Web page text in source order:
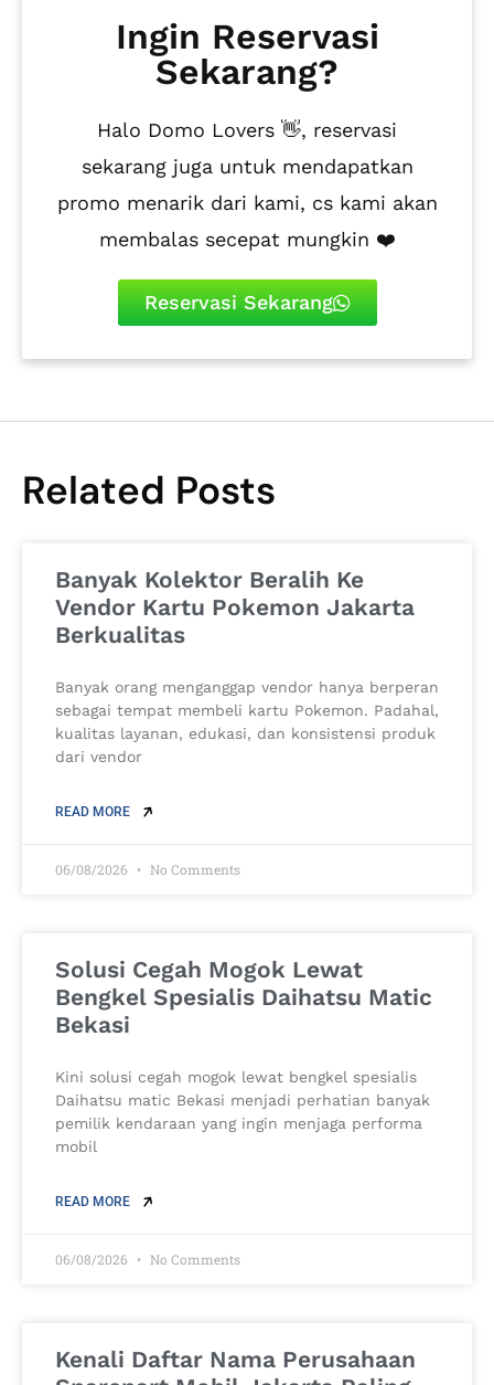
Ingin Reservasi
Sekarang?
Halo Domo Lovers 👋, reservasi
sekarang juga untuk mendapatkan
promo menarik dari kami, cs kami akan
membalas secepat mungkin ❤️
Reservasi Sekarang
Related Posts
Banyak Kolektor Beralih Ke
Vendor Kartu Pokemon Jakarta
Berkualitas
Banyak orang menganggap vendor hanya berperan
sebagai tempat membeli kartu Pokemon. Padahal,
kualitas layanan, edukasi, dan konsistensi produk
dari vendor
READ MORE
06/08/2026 No Comments
Solusi Cegah Mogok Lewat
Bengkel Spesialis Daihatsu Matic
Bekasi
Kini solusi cegah mogok lewat bengkel spesialis
Daihatsu matic Bekasi menjadi perhatian banyak
pemilik kendaraan yang ingin menjaga performa
mobil
READ MORE
06/08/2026 No Comments
Kenali Daftar Nama Perusahaan